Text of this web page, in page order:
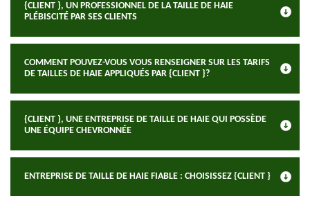
{CLIENT }, UN PROFESSIONNEL DE LA TAILLE DE HAIE
PLÉBISCITÉ PAR SES CLIENTS
COMMENT POUVEZ-VOUS VOUS RENSEIGNER SUR LES TARIFS
DE TAILLES DE HAIE APPLIQUÉS PAR {CLIENT }?
{CLIENT }, UNE ENTREPRISE DE TAILLE DE HAIE QUI POSSÈDE
UNE ÉQUIPE CHEVRONNÉE
ENTREPRISE DE TAILLE DE HAIE FIABLE : CHOISISSEZ {CLIENT }